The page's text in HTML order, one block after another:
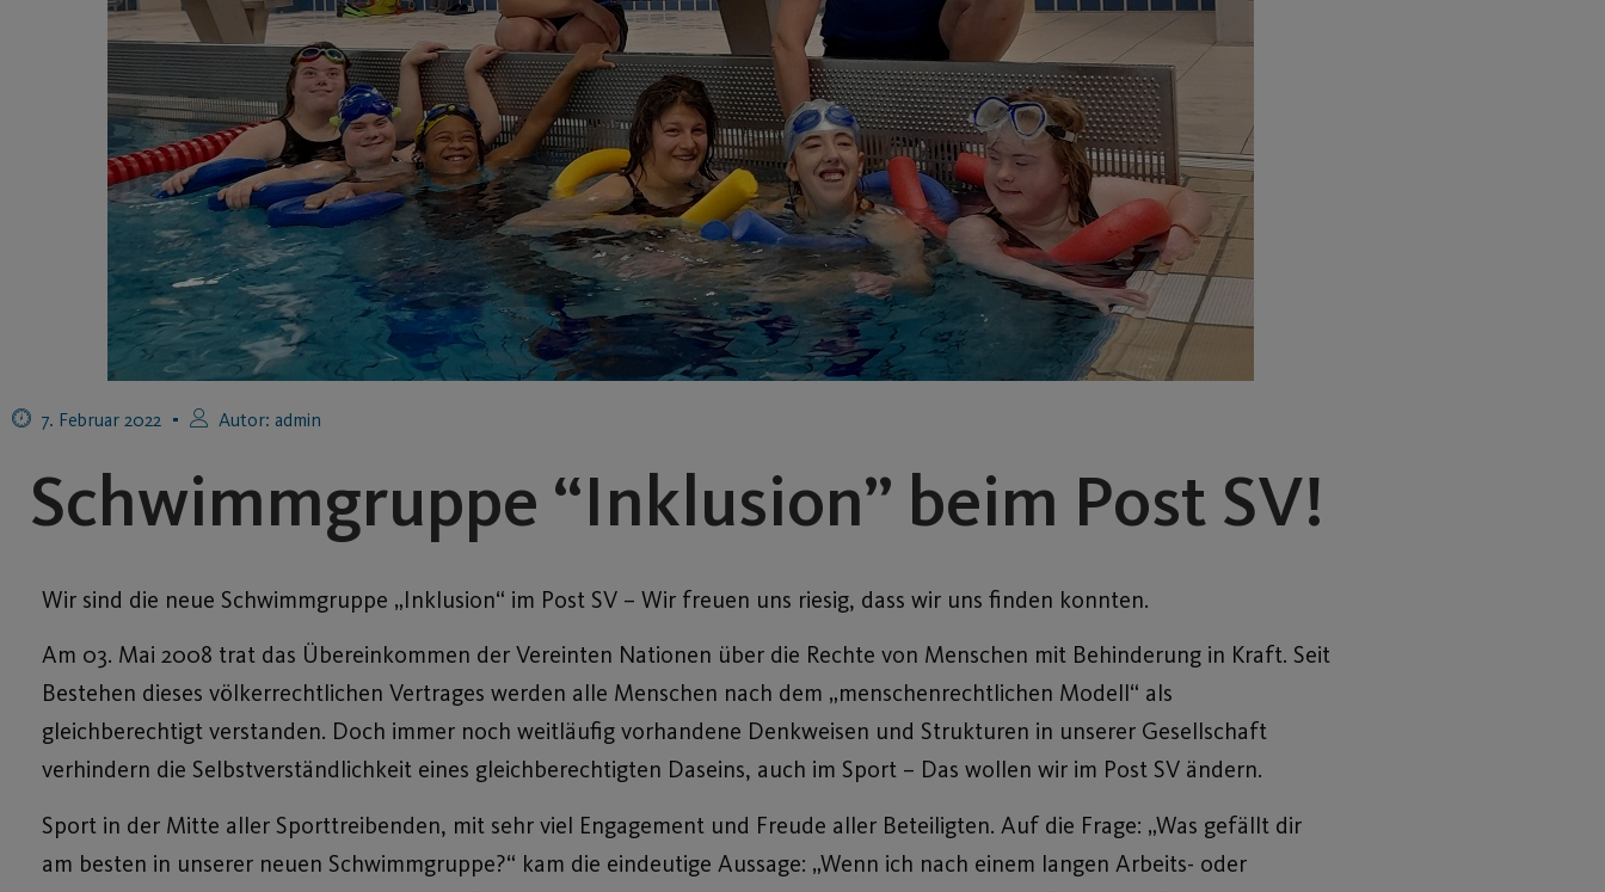
7. Februar 2022 Autor: admin
Schwimmgruppe “Inklusion” beim Post SV!
Wir sind die neue Schwimmgruppe „Inklusion“ im Post SV – Wir freuen uns riesig, dass wir uns finden konnten.
Am 03. Mai 2008 trat das Übereinkommen der Vereinten Nationen über die Rechte von Menschen mit Behinderung in Kraft. Seit
Bestehen dieses völkerrechtlichen Vertrages werden alle Menschen nach dem „menschenrechtlichen Modell“ als
gleichberechtigt verstanden. Doch immer noch weitläufig vorhandene Denkweisen und Strukturen in unserer Gesellschaft
verhindern die Selbstverständlichkeit eines gleichberechtigten Daseins, auch im Sport – Das wollen wir im Post SV ändern.
Sport in der Mitte aller Sporttreibenden, mit sehr viel Engagement und Freude aller Beteiligten. Auf die Frage: „Was gefällt dir
am besten in unserer neuen Schwimmgruppe?“ kam die eindeutige Aussage: „Wenn ich nach einem langen Arbeits- oder